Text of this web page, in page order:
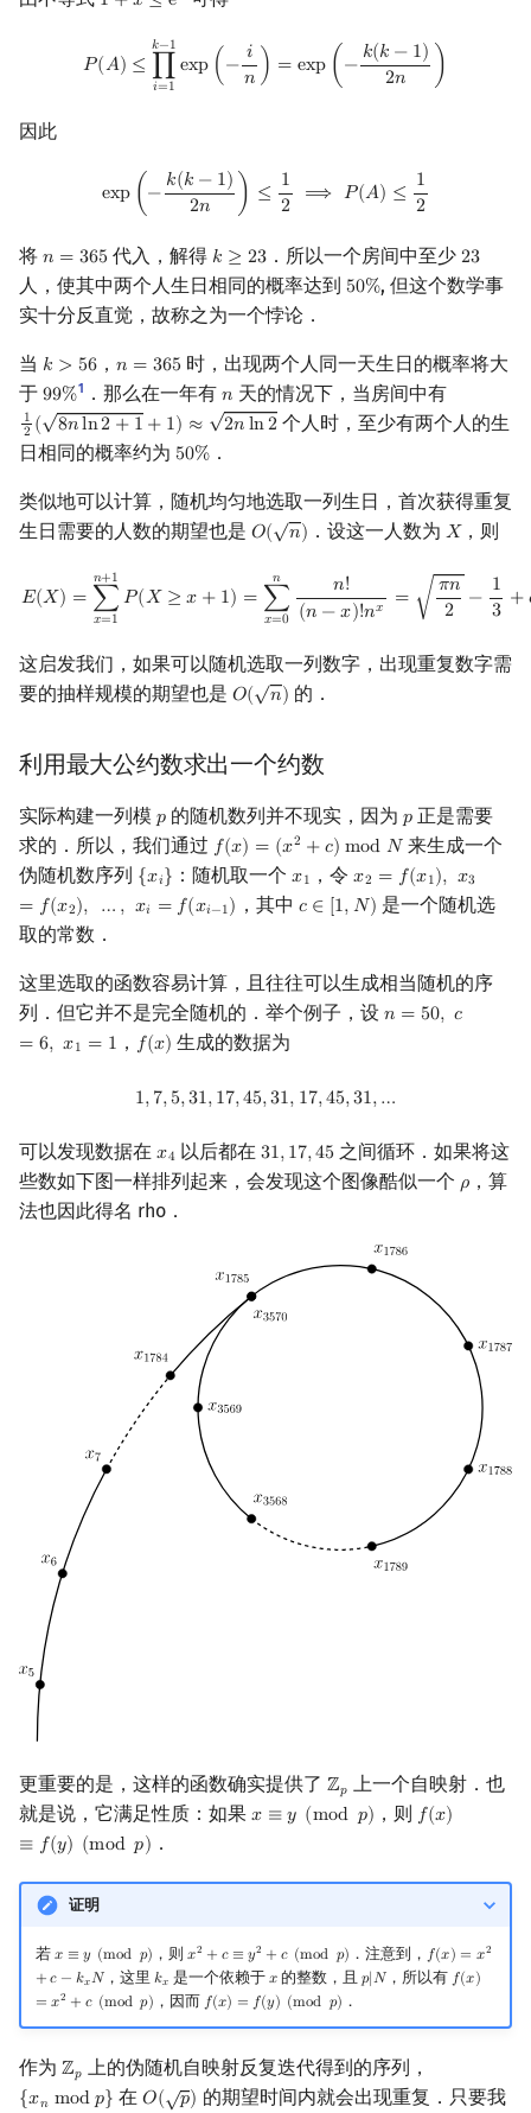
𝑃(𝐴) ≤
𝑘−1
∏
𝑖=1
exp ( − 𝑖
𝑛 ) = exp ( − 𝑘(𝑘 − 1)
2𝑛 )
≤∏i= exp( −i − k−1) 2n )
因此
exp ( − 𝑘(𝑘 − 1)
2𝑛 ) ≤ 1
2 ⟹ 𝑃(𝐴) ≤ 1
2
exp(− k( k−1 )2 )≤ 12 A)≤1 2
将 𝑛 = 365
n =365 代入，解得 𝑘 ≥ 23
k≥23 ．所以一个房间中至少 23
23
人，使其中两个人生日相同的概率达到 50%
50%, 但这个数学事
实十分反直觉，故称之为一个悖论．
当 𝑘 > 56
k >56 ， 𝑛 = 365
n=365
时，出现两个人同一天生日的概率将大
于 99%
99%1 ．那么在一年有𝑛
n 天的情况下，当房间中有
1
2 (
√
8𝑛ln2 + 1 + 1) ≈
√
2𝑛ln2
12(8nln2+1+ 1) ≈2 nln2
个人时，至少有两个人的生
日相同的概率约为 50%
50% ．
类似地可以计算，随机均匀地选取一列生日，首次获得重复
生日需要的人数的期望也是 𝑂(
√
𝑛)
O(n) ．设这一人数为 𝑋
X ，则
𝐸(𝑋) =
𝑛+1
∑
𝑥=1
𝑃(𝑋 ≥ 𝑥 + 1) =
𝑛
∑
𝑥=0
𝑛!
(𝑛 −𝑥)!𝑛𝑥 = √ 𝜋𝑛
2 − 1
3 +
=∑x= 0nn x)!n 3+o(1
这启发我们，如果可以随机选取一列数字，出现重复数字需
要的抽样规模的期望也是 𝑂(
√
𝑛)
O(n) 的．
利用最大公约数求出一个约数
实际构建一列模 𝑝
p 的随机数列并不现实，因为𝑝
p 正是需要
求的．所以，我们通过 𝑓(𝑥) = (𝑥2 +𝑐) mod 𝑁
f(x)= x2 +c) mod N
来生成一个
伪随机数序列 {𝑥𝑖}
{xi} ：随机取一个𝑥1
x1 ，令𝑥2 = 𝑓(𝑥1), 𝑥3
= 𝑓(𝑥2), … , 𝑥𝑖 = 𝑓(𝑥𝑖−1)
x2 =f( x1), x3= f(x
，其中 𝑐 ∈ [1,𝑁)
c ∈[ 1,N)
是一个随机选
取的常数．
这里选取的函数容易计算，且往往可以生成相当随机的序
列．但它并不是完全随机的．举个例子，设 𝑛 = 50, 𝑐
= 6, 𝑥1 = 1
n =50, c= 6
， 𝑓(𝑥)
f(x) 生成的数据为
1,7,5,31,17,45,31, 17,45,31,…
1 ,7 5,31, 17 45 31, 17, 45,31 ,…
可以发现数据在 𝑥4
x4 以后都在31,17,45
31,17,45
之间循环．如果将这
些数如下图一样排列起来，会发现这个图像酷似一个 𝜌
ρ ，算
法也因此得名 rho．
更重要的是，这样的函数确实提供了 ℤ𝑝
Zp 上一个自映射．也
就是说，它满足性质：如果 𝑥 ≡ 𝑦 (mod 𝑝)
x≡y( modp) ，则 𝑓(𝑥)
≡ 𝑓(𝑦) (mod 𝑝)
f(x)≡
．
证明
若 𝑥 ≡ 𝑦 (mod 𝑝)
x≡y( modp) ，则 𝑥2 + 𝑐 ≡ 𝑦2 + 𝑐 (mod 𝑝)
x2+c≡y 2+ c(mod p) ．注意到， 𝑓(𝑥) = 𝑥2
+𝑐 − 𝑘𝑥𝑁
f(x)= x2+c−k
，这里 𝑘𝑥
kx 是一个依赖于 𝑥
x的整数，且 𝑝|𝑁
p |N ，所以有 𝑓(𝑥)
= 𝑥2 + 𝑐 (mod 𝑝)
f(x)=
，因而 𝑓(𝑥) = 𝑓(𝑦) (mod 𝑝)
f(x)= (y )(modp) ．
作为 ℤ𝑝
Zp 上的伪随机自映射反复迭代得到的序列，
{𝑥𝑛 mod𝑝}
{xnmodp} 在𝑂(√𝑝)
O(p)
的期望时间内就会出现重复．只要我